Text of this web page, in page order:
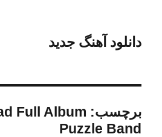
دانلود آهنگ جدید
برچسب: Full Album
Puzzle Band